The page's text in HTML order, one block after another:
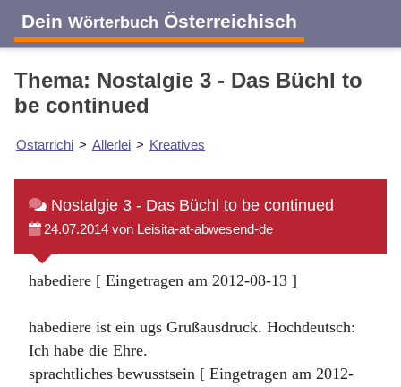
Dein Wörterbuch Österreichisch
Thema: Nostalgie 3 - Das Büchl to
be continued
Ostarrichi > Allerlei > Kreatives
Nostalgie 3 - Das Büchl to be continued
24.07.2014 von Leisita-at-abwesend-de
habediere [ Eingetragen am 2012-08-13 ]
habediere ist ein ugs Grußausdruck. Hochdeutsch:
Ich habe die Ehre.
sprachtliches bewusstsein [ Eingetragen am 2012-